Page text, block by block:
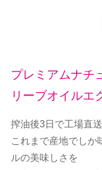
プレミアムナチ
リーブオイルエ
搾油後3日で工場直
これまで産地でしか
ルの美味しさを